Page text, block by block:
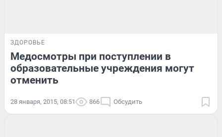
ЗДОРОВЬЕ
Медосмотры при поступлении в
образовательные учреждения могут
отменить
28 января, 2015, 08:51 866 Обсудить